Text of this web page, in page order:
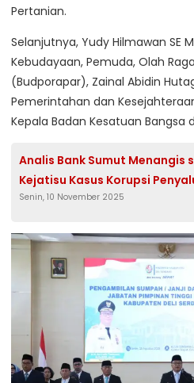
Pertanian.
Selanjutnya, Yudy Hilmawan SE
Kebudayaan, Pemuda, Olah
(Budporapar), Zainal Abidin
Pemerintahan dan
Kepala Badan Kesatuan Bangsa
Analis Bank Sumut Menangis
Kejatisu Kasus Korupsi
Senin, 10 November 2025